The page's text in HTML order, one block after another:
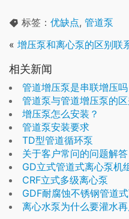
标签： 优缺点, 管道泵
« 增压泵和离心泵的区别联
相关新闻
管道增压泵是串联增压吗
管道泵与管道增压泵的
增压泵怎么安装？
管道泵安装要求
TD型管道循环泵
关于客户常问的问题解答
GD立式管道式离心泵机
CRF立式多级离心泵
GDF耐腐蚀不锈钢管道
离心水泵为什么要灌水